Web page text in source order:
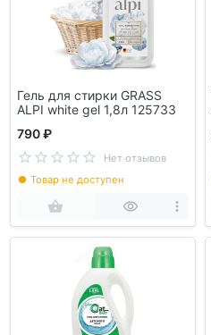
Гель для стирки GRASS
ALPI white gel 1,8л 125733
790 ₽
Нет отзывов
Товар не доступен